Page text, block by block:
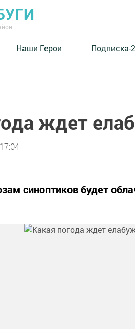
Наши Герои Подписка-
ждет
синоптиков будет